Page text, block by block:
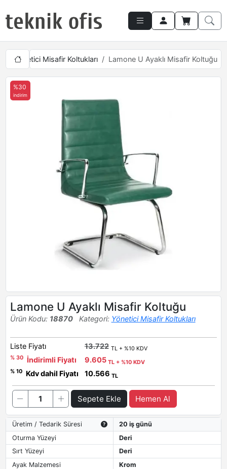
Yönetici Misafir Koltukları Lamone U Ayaklı Misafir Koltuğu
%30
indirim
Lamone U Ayaklı Misafir Koltuğu
Ürün Kodu: 18870 Kategori: Yönetici Misafir Koltukları
Liste Fiyatı 13.722 TL + %10 KDV
% 30
İndirimli Fiyatı 9.605 TL + %10 KDV
% 10
Kdv dahil Fiyatı 10.566 TL
Sepete Ekle Hemen Al
Üretim / Tedarik Süresi
20 iş günü
Oturma Yüzeyi
Deri
Sırt Yüzeyi
Deri
Ayak Malzemesi
Krom